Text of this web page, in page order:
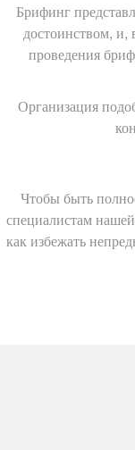
Брифинг
достоинством, и,
проведения
Организация
Чтобы быть
специалистам
как избежать